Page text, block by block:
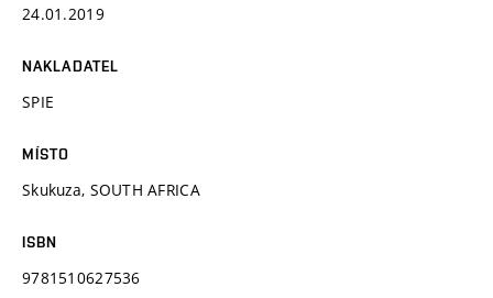
24.01.2019
NAKLADATEL
SPIE
MÍSTO
Skukuza, SOUTH AFRICA
ISBN
9781510627536